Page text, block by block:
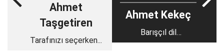
Ahmet
Taşgetiren
Tarafınızı seçerken...
Ahmet Kekeç
Barışçıl dil
‘ölümlerden ölüm